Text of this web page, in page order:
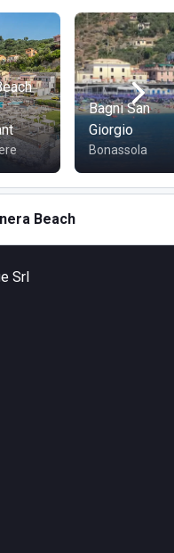
Bagni San
Giorgio
Bonassola
Beach
Srl